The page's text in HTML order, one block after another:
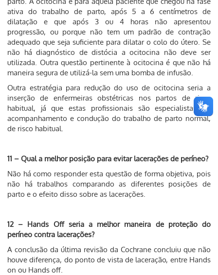
ativa do trabalho de parto, após 5 a 6 centímetros de
dilatação e que após 3 ou 4 horas não apresentou
progressão, ou porque não tem um padrão de contração
adequado que seja suficiente para dilatar o colo do útero. Se
não há diagnóstico de distócia a ocitocina não deve ser
utilizada. Outra questão pertinente à ocitocina é que não há
maneira segura de utilizá-la sem uma bomba de infusão.
Outra estratégia para redução do uso de ocitocina seria a
inserção de enfermeiras obstétricas nos partos de risco
habitual, já que estas profissionais são especialistas no
acompanhamento e condução do trabalho de parto normal,
de risco habitual.
11 – Qual a melhor posição para evitar lacerações de períneo?
Não há como responder esta questão de forma objetiva, pois
não há trabalhos comparando as diferentes posições de
parto e o efeito disso sobre as lacerações.
12 – Hands Off seria a melhor maneira de proteção do
períneo contra lacerações?
A conclusão da última revisão da Cochrane concluiu que não
houve diferença, do ponto de vista de laceração, entre Hands
on ou Hands off.